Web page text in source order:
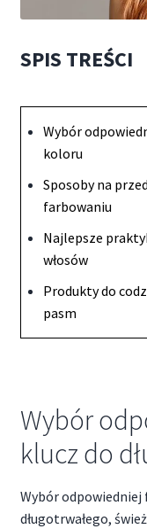
SPIS TREŚCI
Wybór
koloru
Sposoby na
farbowaniu
Najlepsze
włosów
Produkty do
pasm
Wybór
klucz do
Wybór
długotrwałego,